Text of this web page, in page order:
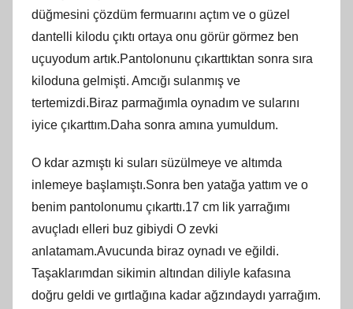
düğmesini çözdüm fermuarını açtım ve o güzel
dantelli kilodu çıktı ortaya onu görür görmez ben
uçuyodum artık.Pantolonunu çıkarttıktan sonra sıra
kiloduna gelmişti. Amcığı sulanmış ve
tertemizdi.Biraz parmağımla oynadım ve sularını
iyice çıkarttım.Daha sonra amına yumuldum.
O kdar azmıştı ki suları süzülmeye ve altımda
inlemeye başlamıştı.Sonra ben yatağa yattım ve o
benim pantolonumu çıkarttı.17 cm lik yarrağımı
avuçladı elleri buz gibiydi O zevki
anlatamam.Avucunda biraz oynadı ve eğildi.
Taşaklarımdan sikimin altından diliyle kafasına
doğru geldi ve gırtlağına kadar ağzındaydı yarrağım.